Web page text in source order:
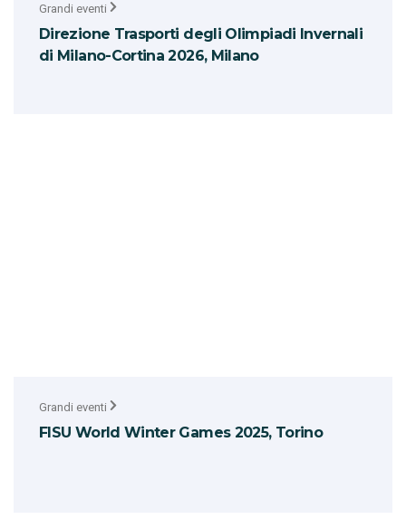
Grandi eventi
Direzione Trasporti degli Olimpiadi Invernali
di Milano-Cortina 2026, Milano
Grandi eventi
FISU World Winter Games 2025, Torino